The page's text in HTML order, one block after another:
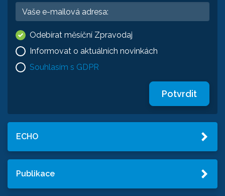
Odebírat měsíční Zpravodaj
Informovat o aktuálních novinkách
Souhlasím s GDPR
Potvrdit
ECHO
Publikace